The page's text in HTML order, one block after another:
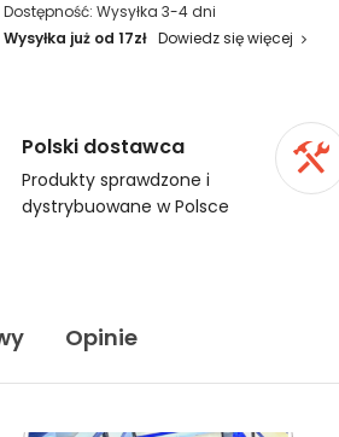
Dostępność: Wysyłka 3-4 dni
Wysyłka już od 17zł Dowiedz się więcej
Polski dostawca
Produkty sprawdzone i
dystrybuowane w Polsce
Opinie